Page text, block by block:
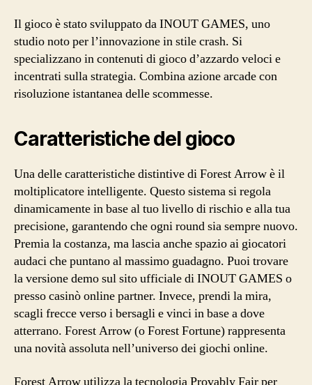
Il gioco è stato sviluppato da INOUT GAMES, uno
studio noto per l’innovazione in stile crash. Si
specializzano in contenuti di gioco d’azzardo veloci e
incentrati sulla strategia. Combina azione arcade con
risoluzione istantanea delle scommesse.
Caratteristiche del gioco
Una delle caratteristiche distintive di Forest Arrow è il
moltiplicatore intelligente. Questo sistema si regola
dinamicamente in base al tuo livello di rischio e alla tua
precisione, garantendo che ogni round sia sempre nuovo.
Premia la costanza, ma lascia anche spazio ai giocatori
audaci che puntano al massimo guadagno. Puoi trovare
la versione demo sul sito ufficiale di INOUT GAMES o
presso casinò online partner. Invece, prendi la mira,
scagli frecce verso i bersagli e vinci in base a dove
atterrano. Forest Arrow (o Forest Fortune) rappresenta
una novità assoluta nell’universo dei giochi online.
Forest Arrow utilizza la tecnologia Provably Fair per